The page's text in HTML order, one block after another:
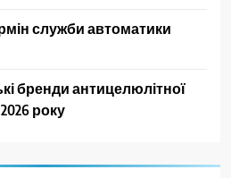
служби автоматики
бренди антицелюлітної
року